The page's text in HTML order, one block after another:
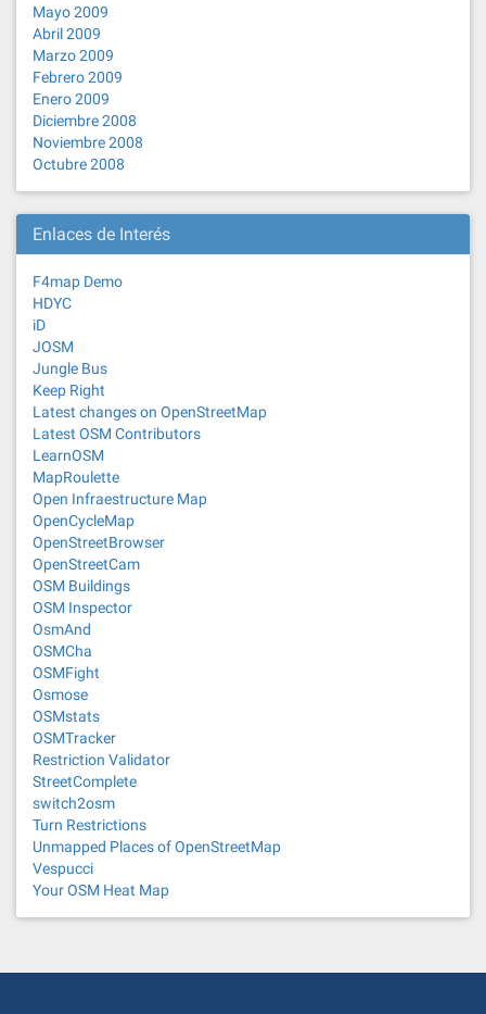
Mayo 2009
Abril 2009
Marzo 2009
Febrero 2009
Enero 2009
Diciembre 2008
Noviembre 2008
Octubre 2008
Enlaces de Interés
F4map Demo
HDYC
iD
JOSM
Jungle Bus
Keep Right
Latest changes on OpenStreetMap
Latest OSM Contributors
LearnOSM
MapRoulette
Open Infraestructure Map
OpenCycleMap
OpenStreetBrowser
OpenStreetCam
OSM Buildings
OSM Inspector
OsmAnd
OSMCha
OSMFight
Osmose
OSMstats
OSMTracker
Restriction Validator
StreetComplete
switch2osm
Turn Restrictions
Unmapped Places of OpenStreetMap
Vespucci
Your OSM Heat Map